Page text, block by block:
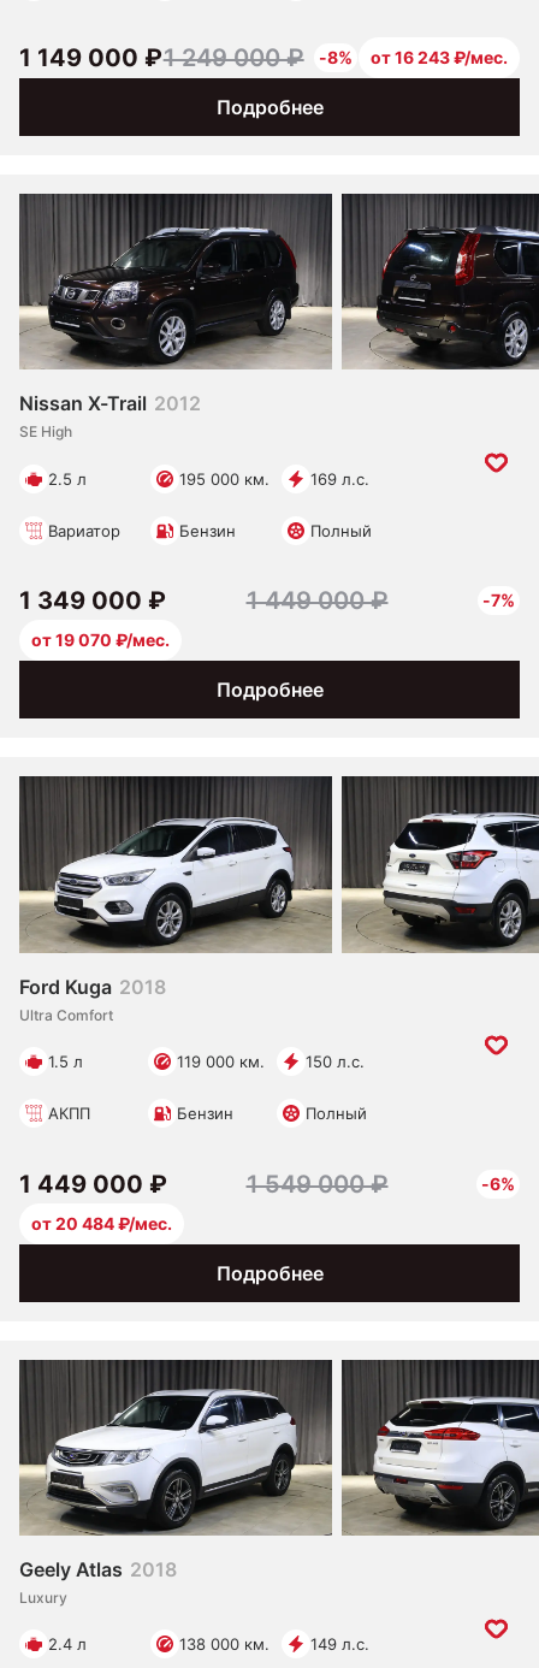
Подробнее
1 149 000 ₽1 249 000 ₽ -8% от 16 243 ₽/мес.
Nissan X-Trail 2012
SE High
2.5 л 195 000 км. 169 л.с.
Вариатор Бензин Полный
Подробнее
1 349 000 ₽ 1 449 000 ₽
-7%
от 19 070 ₽/мес.
Ford Kuga 2018
Ultra Comfort
1.5 л 119 000 км. 150 л.с.
АКПП Бензин Полный
Подробнее
1 449 000 ₽ 1 549 000 ₽
-6%
от 20 484 ₽/мес.
Geely Atlas 2018
Luxury
2.4 л 138 000 км. 149 л.с.